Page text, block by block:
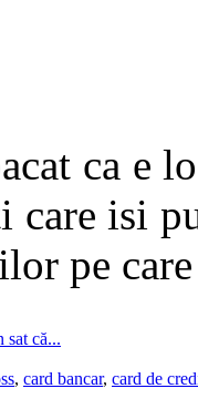
ca e
care isi
pe
sat că...
, card bancar, card de